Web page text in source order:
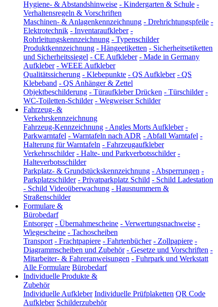
Hygiene- & Abstandshinweise - Kindergarten & Schule -
Verhaltensregeln & Vorschriften
Maschinen- & Anlagenkennzeichnung - Drehrichtungspfeile -
Elektrotechnik - Inventaraufkleber -
Rohrleitungskennzeichnung - Typenschilder
Produktkennzeichnung - Hängeetiketten - Sicherheitsetiketten
und Sicherheitssiegel - CE Aufkleber - Made in Germany
Aufkleber - WEEE Aufkleber
Qualitätssicherung - Klebepunkte - QS Aufkleber - QS
Klebeband - QS Anhänger & Zettel
Objektbeschilderung - Türaufkleber Drücken - Türschilder -
WC-Toiletten-Schilder - Wegweiser Schilder
Fahrzeug- &
Verkehrskennzeichnung
Fahrzeug-Kennzeichnung - Angles Morts Aufkleber -
Parkwarntafel - Warntafeln nach ADR - Abfall Warntafel -
Halterung für Warntafeln - Fahrzeugaufkleber
Verkehrsschilder - Halte- und Parkverbotsschilder -
Halteverbotsschilder
Parkplatz- & Grundstückskennzeichnung - Absperrungen -
Parkplatzschilder - Privatparkplatz Schild - Schild Ladestation
- Schild Videoüberwachung - Hausnummern &
Straßenschilder
Formulare &
Bürobedarf
Entsorger - Übernahmescheine - Verwertungsnachweise -
Wiegescheine - Tachoscheiben
Transport - Frachtpapiere - Fahrtenbücher - Zollpapiere -
Diagrammscheiben und Zubehör - Gesetze und Vorschriften -
Mitarbeiter- & Fahreranweisungen - Fuhrpark und Werkstatt
Alle Formulare Bürobedarf
Individuelle Produkte &
Zubehör
Individuelle Aufkleber Individuelle Prüfplaketten QR Code
Aufkleber Schilderzubehör